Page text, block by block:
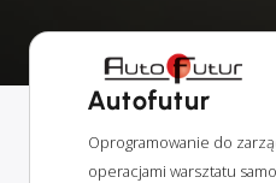
Autofutur
Oprogramowanie do
operacjami warsztatu